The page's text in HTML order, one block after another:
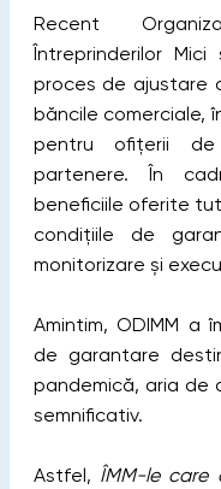
Recent
Întreprinderilor
proces de ajustare
băncile comerciale,
pentru ofițerii
partenere. În
beneficiile oferite
condițiile de
monitorizare și
Amintim, ODIMM a
de garantare
pandemică, aria de
semnificativ.
Astfel, ÎMM-le care